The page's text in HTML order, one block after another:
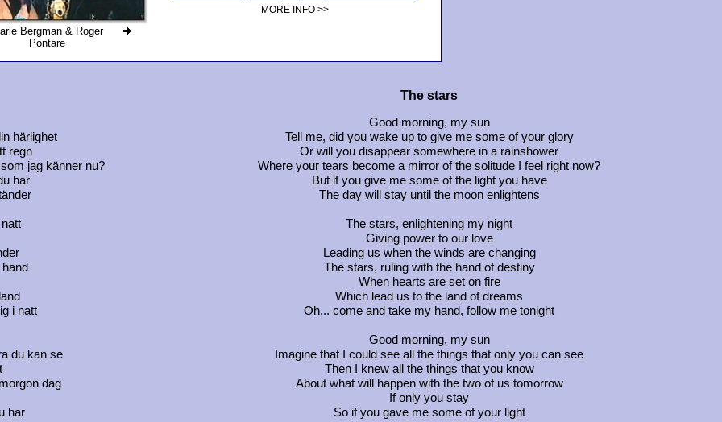
Bergman & Roger
Pontare
MORE INFO >>
The stars
Good morning, my sun
härlighet
Tell me, did you wake up to give me some of your glory
regn
Or will you disappear somewhere in a rainshower
jag känner nu?
Where your tears become a mirror of the solitude I feel right now?
har
But if you give me some of the light you have
The day will stay until the moon enlightens
The stars, enlightening my night
Giving power to our love
Leading us when the winds are changing
The stars, ruling with the hand of destiny
When hearts are set on fire
Which lead us to the land of dreams
i natt
Oh... come and take my hand, follow me tonight
Good morning, my sun
du kan se
Imagine that I could see all the things that only you can see
Then I knew all the things that you know
dag
About what will happen with the two of us tomorrow
If only you stay
har
So if you gave me some of your light